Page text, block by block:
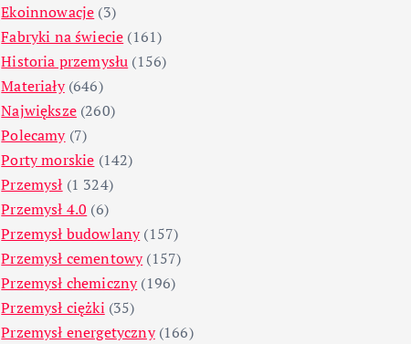
Ekoinnowacje (3)
Fabryki na świecie (161)
Historia przemysłu (156)
Materiały(646)
Największe(260)
Polecamy(7)
Porty morskie (142)
Przemysł (1 324)
Przemysł 4.0 (6)
Przemysł budowlany(157)
Przemysł cementowy(157)
Przemysł chemiczny(196)
Przemysł ciężki (35)
Przemysł energetyczny(166)